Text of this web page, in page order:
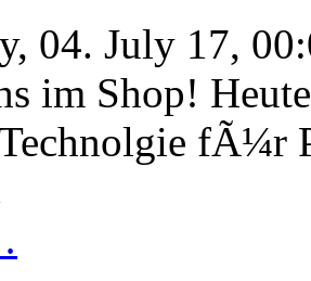
04. July 17,
im Shop!
fÃ¼r